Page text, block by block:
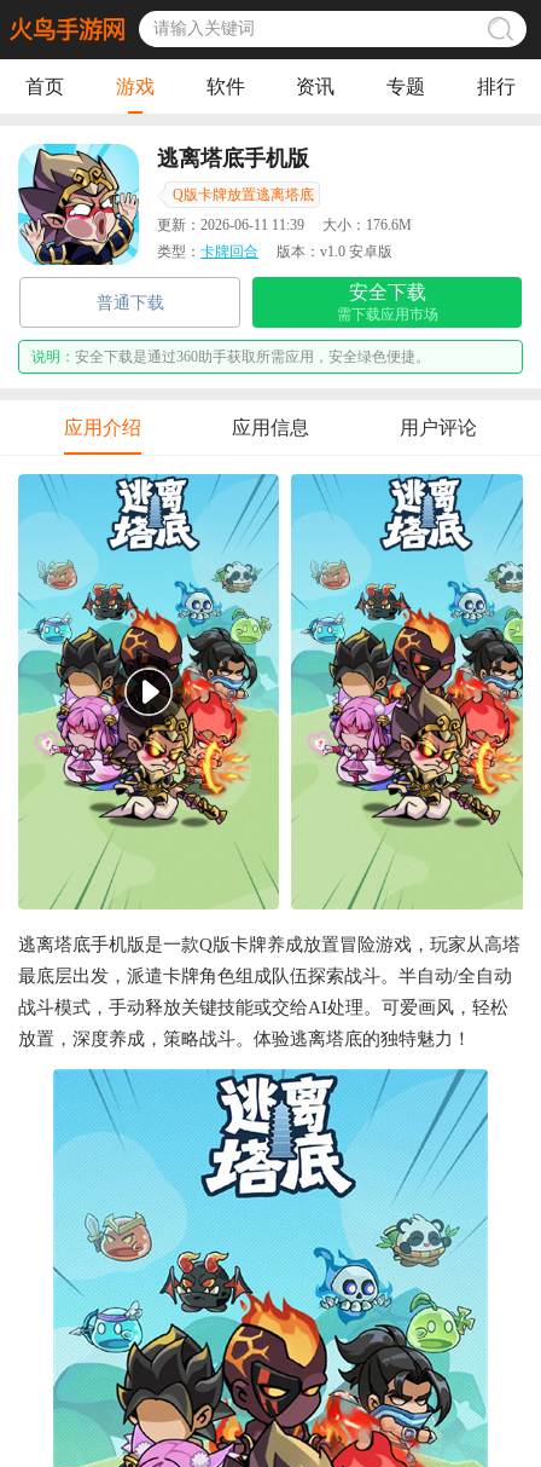
首页 游戏 软件 资讯 专题 排行
逃离塔底手机版
Q版卡牌放置逃离塔底
更新： 2026-06-11 11:39 大小： 176.6M
类型： 卡牌回合 版本： v1.0 安卓版
普通下载
安全下载
需下载应用市场
说明： 安全下载是通过360助手获取所需应用，安全绿色便捷。
应用介绍 应用信息 用户评论
逃离塔底手机版是一款Q版卡牌养成放置冒险游戏，玩家从高塔
最底层出发，派遣卡牌角色组成队伍探索战斗。半自动/全自动
战斗模式，手动释放关键技能或交给AI处理。可爱画风，轻松
放置，深度养成，策略战斗。体验逃离塔底的独特魅力！